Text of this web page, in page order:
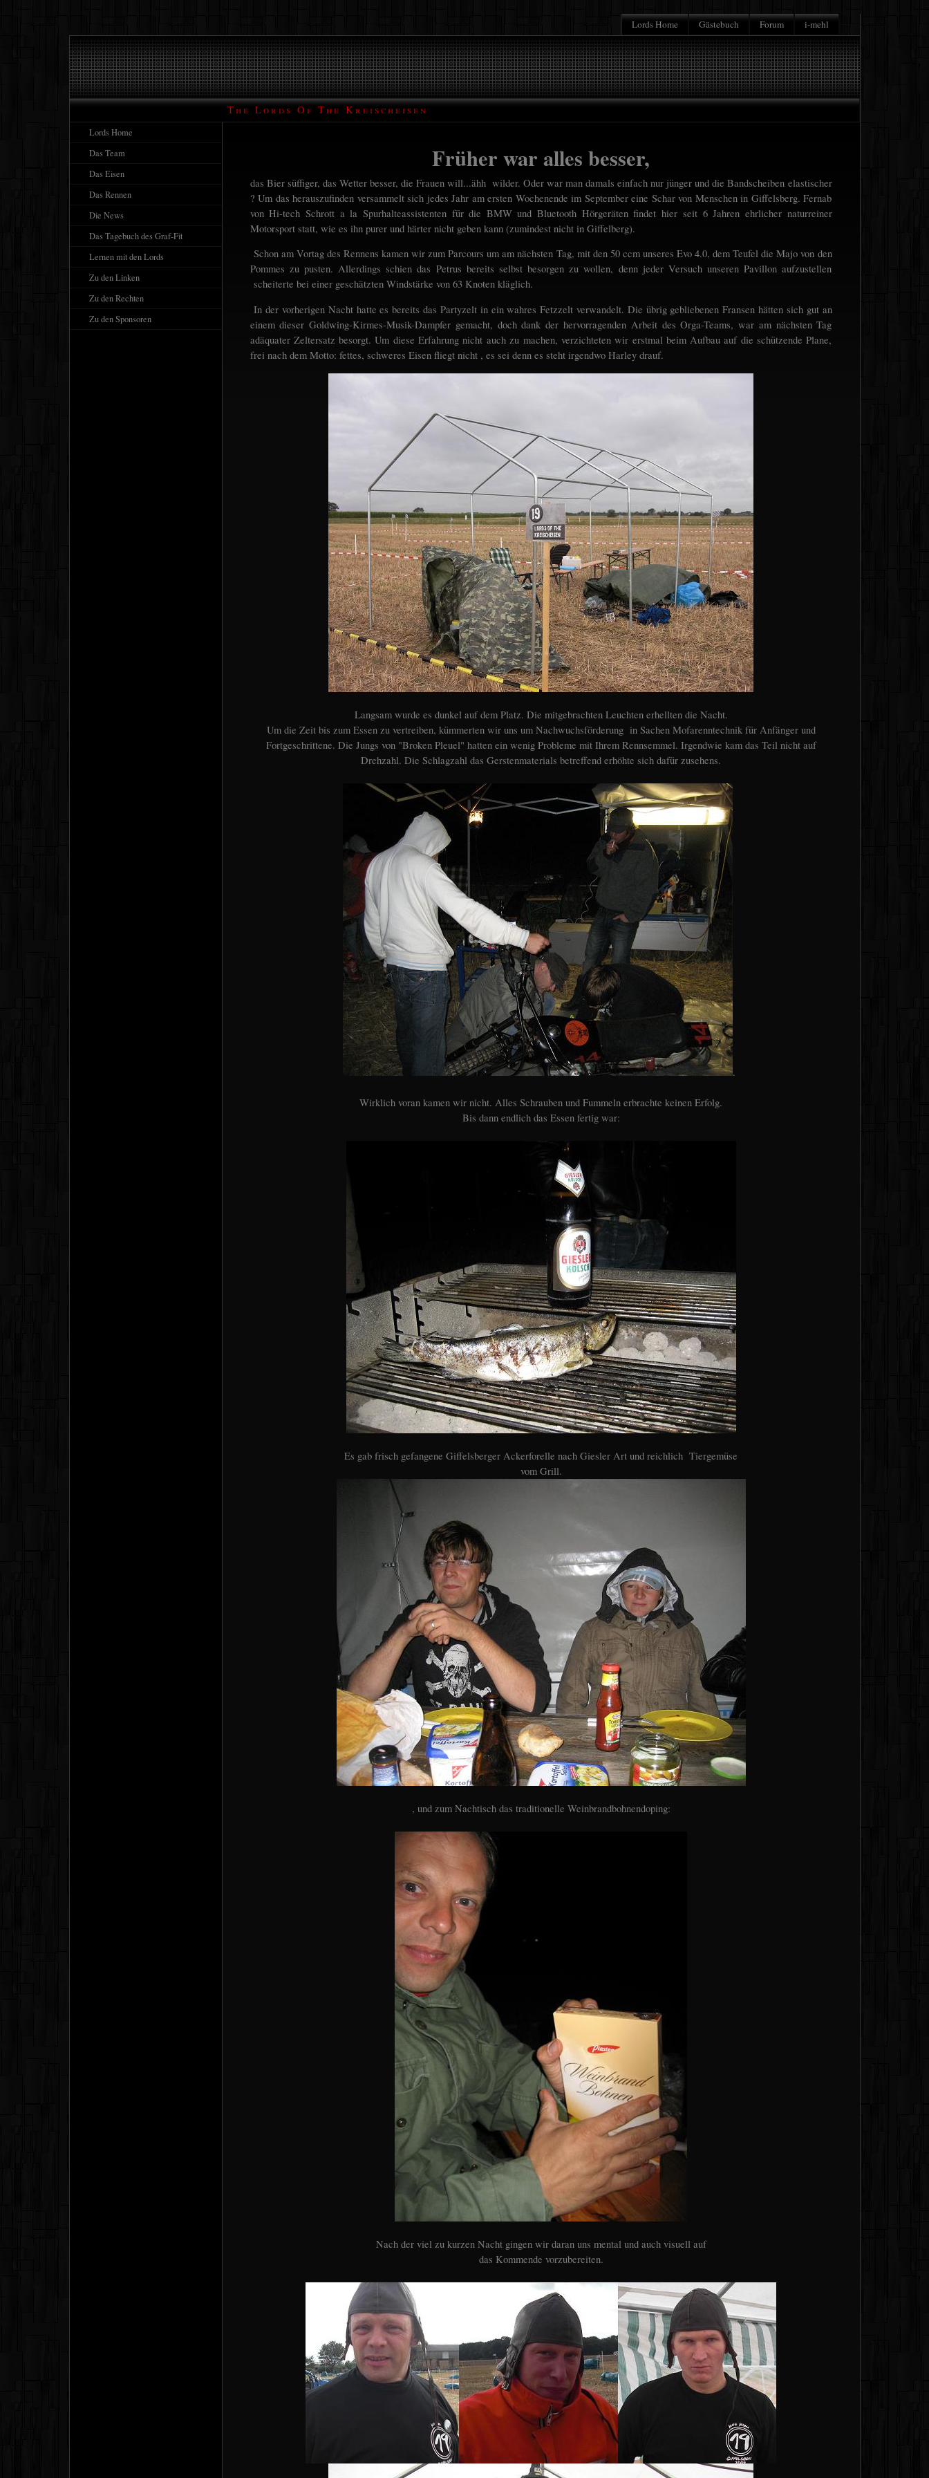
Lords Home Gästebuch Forum i-mehl
The Lords Of The Kreischeisen
Lords Home
Das Team
Das Eisen
Das Rennen
Die News
Das Tagebuch des Graf-Fit
Lernen mit den Lords
Zu den Linken
Zu den Rechten
Zu den Sponsoren
Früher war alles besser,
das Bier süffiger, das Wetter besser, die Frauen will...ähh wilder. Oder war man damals einfach nur jünger und die Bandscheiben elastischer
? Um das herauszufinden versammelt sich jedes Jahr am ersten Wochenende im September eine Schar von Menschen in Giffelsberg. Fernab
von Hi-tech Schrott a la Spurhalteassistenten für die BMW und Bluetooth Hörgeräten findet hier seit 6 Jahren ehrlicher naturreiner
Motorsport statt, wie es ihn purer und härter nicht geben kann (zumindest nicht in Giffelberg).
Schon am Vortag des Rennens kamen wir zum Parcours um am nächsten Tag, mit den 50 ccm unseres Evo 4.0, dem Teufel die Majo von den
Pommes zu pusten. Allerdings schien das Petrus bereits selbst besorgen zu wollen, denn jeder Versuch unseren Pavillon aufzustellen
scheiterte bei einer geschätzten Windstärke von 63 Knoten kläglich.
In der vorherigen Nacht hatte es bereits das Partyzelt in ein wahres Fetzzelt verwandelt. Die übrig gebliebenen Fransen hätten sich gut an
einem dieser Goldwing-Kirmes-Musik-Dampfer gemacht, doch dank der hervorragenden Arbeit des Orga-Teams, war am nächsten Tag
adäquater Zeltersatz besorgt. Um diese Erfahrung nicht auch zu machen, verzichteten wir erstmal beim Aufbau auf die schützende Plane,
frei nach dem Motto: fettes, schweres Eisen fliegt nicht , es sei denn es steht irgendwo Harley drauf.
Langsam wurde es dunkel auf dem Platz. Die mitgebrachten Leuchten erhellten die Nacht.
Um die Zeit bis zum Essen zu vertreiben, kümmerten wir uns um Nachwuchsförderung in Sachen Mofarenntechnik für Anfänger und
Fortgeschrittene. Die Jungs von "Broken Pleuel" hatten ein wenig Probleme mit Ihrem Rennsemmel. Irgendwie kam das Teil nicht auf
Drehzahl. Die Schlagzahl das Gerstenmaterials betreffend erhöhte sich dafür zusehens.
.
Wirklich voran kamen wir nicht. Alles Schrauben und Fummeln erbrachte keinen Erfolg.
Bis dann endlich das Essen fertig war:
Es gab frisch gefangene Giffelsberger Ackerforelle nach Giesler Art und reichlich Tiergemüse
vom Grill.
, und zum Nachtisch das traditionelle Weinbrandbohnendoping:
Nach der viel zu kurzen Nacht gingen wir daran uns mental und auch visuell auf
das Kommende vorzubereiten.